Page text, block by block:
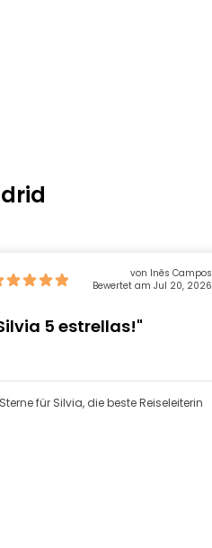
von Inês Campos
Bewertet am Jul 20, 2026
5 estrellas!"
für Silvia, die beste Reiseleiterin